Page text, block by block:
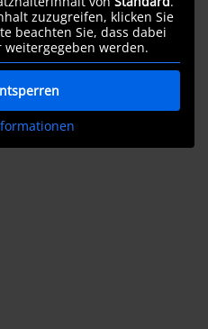
zuzugreifen, klicken Sie
beachten Sie, dass dabei
werden.